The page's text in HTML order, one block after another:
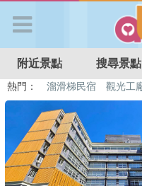
APP登入
首 頁
搜尋景點
附近景點 搜尋景點
熱門： 溜滑梯民宿 觀光工
特色遊戲場
親子住房優惠 台